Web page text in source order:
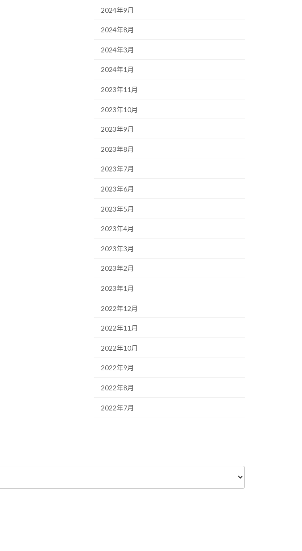
2024年9月
2024年8月
2024年3月
2024年1月
2023年11月
2023年10月
2023年9月
2023年8月
2023年7月
2023年6月
2023年5月
2023年4月
2023年3月
2023年2月
2023年1月
2022年12月
2022年11月
2022年10月
2022年9月
2022年8月
2022年7月